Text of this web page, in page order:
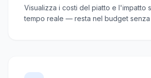
Visualizza i costi del piatto e l'impatto
tempo reale — resta nel budget senza